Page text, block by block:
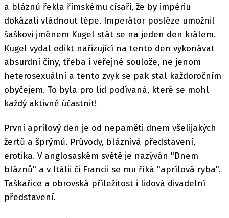
a bláznů řekla římskému císaři, že by impériu
dokázali vládnout lépe. Imperátor posléze umožnil
šaškovi jménem Kugel stát se na jeden den králem.
Kugel vydal edikt nařizující na tento den vykonávat
absurdní činy, třeba i veřejné soulože, ne jenom
heterosexuální a tento zvyk se pak stal každoročním
obyčejem. To byla pro lid podívaná, které se mohl
každý aktivně účastnit!
První aprílový den je od nepaměti dnem všelijakých
žertů a šprýmů. Průvody, bláznivá představení,
erotika. V anglosaském světě je nazýván "Dnem
bláznů" a v Itálii či Francii se mu říká "aprílová ryba".
Taškařice a obrovská příležitost i lidová divadelní
představení.